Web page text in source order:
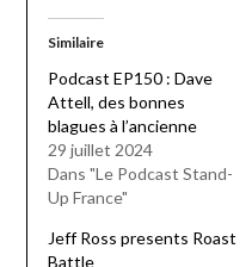
Similaire
Podcast EP150 : Dave
Attell, des bonnes
blagues à l’ancienne
29 juillet 2024
Dans "Le Podcast Stand-
Up France"
Jeff Ross presents Roast
Battle